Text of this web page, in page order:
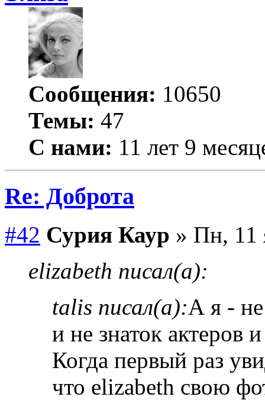
Сообщения: 10650
Темы: 47
С нами: 11 лет 9
Re: Доброта
#42 Сурия Каур » Пн, 11
elizabeth писал(а):
talis писал(а):А я -
и не знаток актеров
Когда первый раз
что elizabeth свою